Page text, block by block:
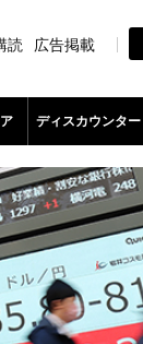
読 広告掲載
ディスカウンター